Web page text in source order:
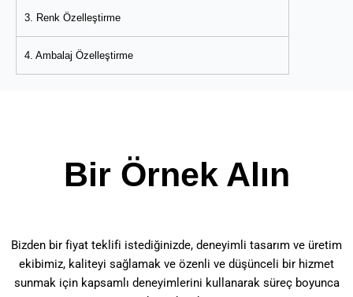
3. Renk Özelleştirme
4. Ambalaj Özelleştirme
Bir Örnek Alın
Bizden bir fiyat teklifi istediğinizde, deneyimli tasarım ve üretim
ekibimiz, kaliteyi sağlamak ve özenli ve düşünceli bir hizmet
sunmak için kapsamlı deneyimlerini kullanarak süreç boyunca